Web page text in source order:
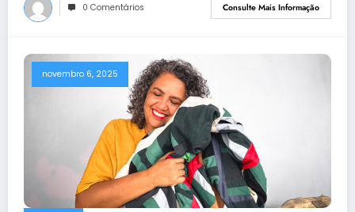
0 Comentários Consulte Mais Informação
novembro 6, 2025